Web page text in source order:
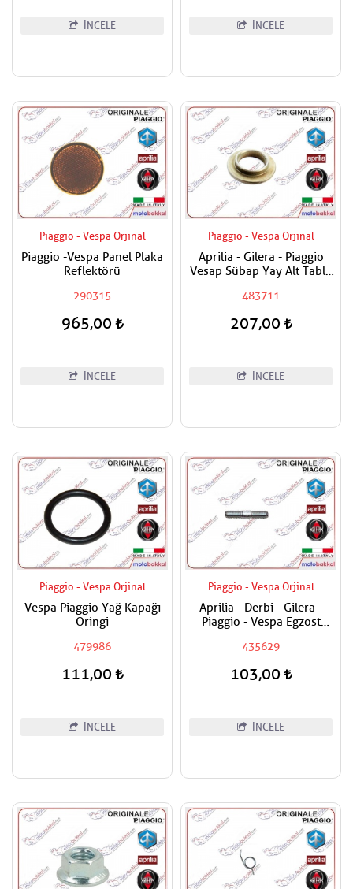
İNCELE İNCELE
Piaggio - Vespa Orjinal
Piaggio -Vespa Panel Plaka
Reflektörü
290315
965,00
İNCELE
Piaggio - Vespa Orjinal
Aprilia - Gilera - Piaggio
Vesap Sübap Yay Alt Tabla
483711
207,00
İNCELE
Piaggio - Vespa Orjinal
Vespa Piaggio Yağ Kapağı
Oringi
479986
111,00
İNCELE
Piaggio - Vespa Orjinal
Aprilia - Derbi - Gilera -
Piaggio - Vespa Egzost
Fiyatıdır
435629
103,00
İNCELE